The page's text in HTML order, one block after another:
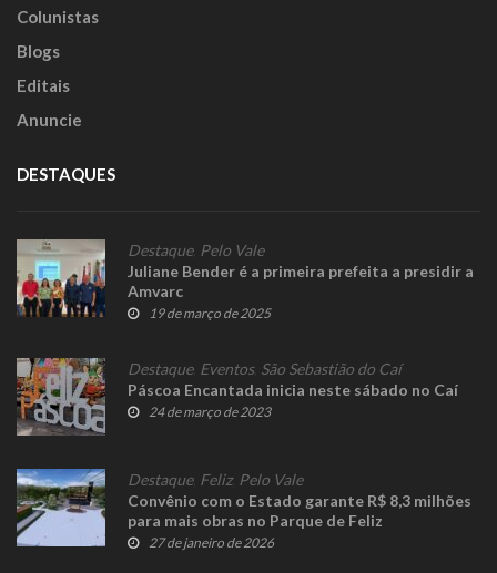
Colunistas
Blogs
Editais
Anuncie
DESTAQUES
Destaque, Pelo Vale
Juliane Bender é a primeira prefeita a presidir a
Amvarc
19 de março de 2025
Destaque, Eventos, São Sebastião do Caí
Páscoa Encantada inicia neste sábado no Caí
24 de março de 2023
Destaque, Feliz, Pelo Vale
Convênio com o Estado garante R$ 8,3 milhões
para mais obras no Parque de Feliz
27 de janeiro de 2026